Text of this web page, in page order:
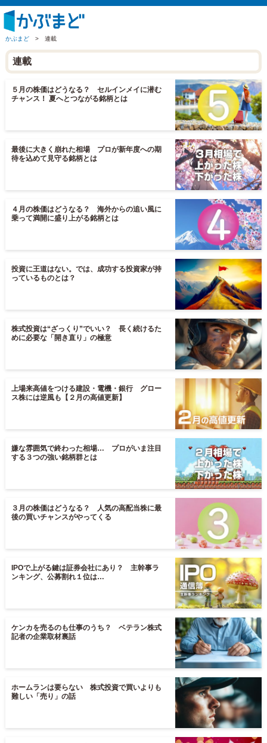
かぶまど > 連載
連載
５月の株価はどうなる？ セルインメイに潜む
チャンス！ 夏へとつながる銘柄とは
最後に大きく崩れた相場 プロが新年度への期
待を込めて見守る銘柄とは
４月の株価はどうなる？ 海外からの追い風に
乗って満開に盛り上がる銘柄とは
投資に王道はない。では、成功する投資家が持
っているものとは？
株式投資は“ざっくり”でいい？ 長く続けるた
めに必要な「開き直り」の極意
上場来高値をつける建設・電機・銀行 グロー
ス株には逆風も【２月の高値更新】
嫌な雰囲気で終わった相場… プロがいま注目
する３つの強い銘柄群とは
３月の株価はどうなる？ 人気の高配当株に最
後の買いチャンスがやってくる
IPOで上がる鍵は証券会社にあり？ 主幹事ラ
ンキング、公募割れ１位は…
ケンカを売るのも仕事のうち？ ベテラン株式
記者の企業取材裏話
ホームランは要らない 株式投資で買いよりも
難しい「売り」の話